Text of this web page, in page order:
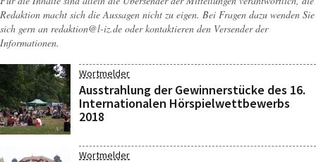
Redaktion macht sich die Aussagen nicht zu eigen. Bei Fragen dazu wenden Sie
sich gern an redaktion@l-iz.de oder kontaktieren den Versender der
Informationen.
Wortmelder
Ausstrahlung der Gewinnerstücke des 16.
Internationalen Hörspielwettbewerbs
2018
Wortmelder